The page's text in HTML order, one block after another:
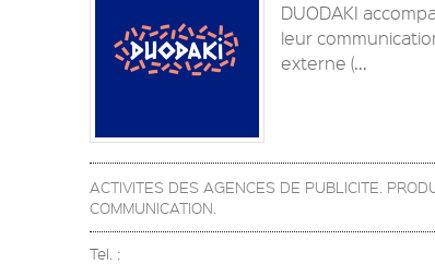
DUODAKI
leur
externe (...
ACTIVITES DES AGENCES DE PUBLICITE.
COMMUNICATION.
Tel. :